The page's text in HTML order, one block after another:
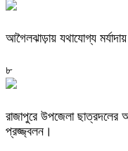
আগৈলঝাড়ায় যথাযোগ্য
৮
রাজাপুরে উপজেলা
প্রজ্জ্বলন।